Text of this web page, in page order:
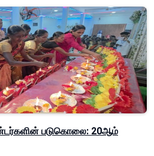
படுகொலை: 20ஆம்